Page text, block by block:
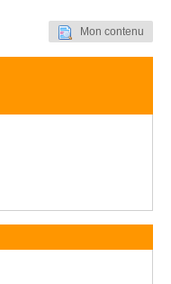
Mon contenu